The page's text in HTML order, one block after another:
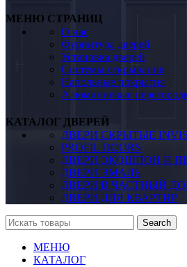
МЕНЮ СТРАНИЦ
О нас
Фурнитура дверей
Установка дверей
Системы открывания
Напольные покрытия
Алюминиевые
КАТАЛОГ ДВЕРЕЙ
ДВЕРИ СКРЫТЫЕ
PROFIL DOORS
ДВЕРИ ЭКОШПОН И
ДВЕРИ ЭМАЛЬ
ДВЕРИ В ЧАСТНЫЙ
ДВЕРИ ДЛЯ КВАРТИР
Search
МЕНЮ
КАТАЛОГ